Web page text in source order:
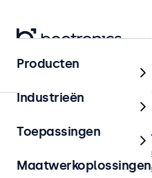
Home
Zonlicht afleesbare
Zonlicht afleesbare
een mat Full HD paneel met
Producten
Industrieën
Toepassingen
Maatwerkoplossingen